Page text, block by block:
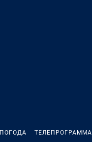
ПОГОДА ТЕЛЕПРОГРАММА